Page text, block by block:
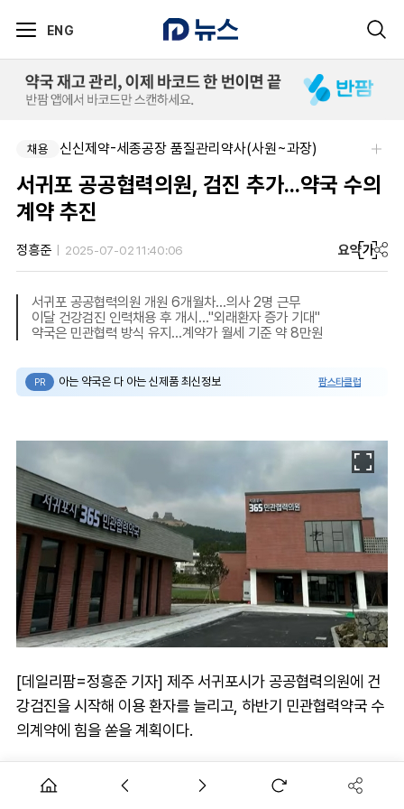
ENG
채용 신신제약-세종공장 품질관리약사(사원~과장)
서귀포 공공협력의원, 검진 추가...약국 수의
계약 추진
정흥준 2025-07-02 11:40:06 요약가
서귀포 공공협력의원 개원 6개월차...의사 2명 근무
이달 건강검진 인력채용 후 개시..."외래환자 증가 기대"
약국은 민관협력 방식 유지...계약가 월세 기준 약 8만원
PR 아는 약국은 다 아는 신제품 최신정보 팜스타클럽
[데일리팜=정흥준 기자] 제주 서귀포시가 공공협력의원에 건
강검진을 시작해 이용 환자를 늘리고, 하반기 민관협력약국 수
의계약에 힘을 쏟을 계획이다.
공공협력의원은 지난 2월 문을 열어 개원 6개월 차에 접어들었